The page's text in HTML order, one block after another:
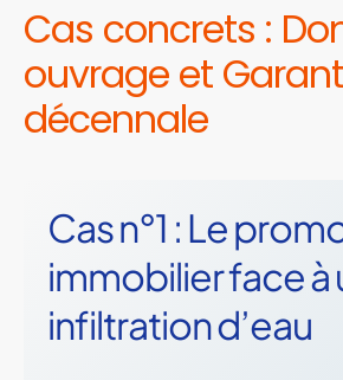
Cas concrets :
ouvrage et
décennale
Cas n°1 : Le
immobilier face à
infiltration d’eau